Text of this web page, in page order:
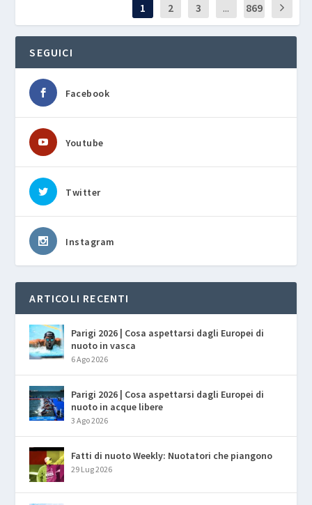
1 2 3 ... 869
SEGUICI
Facebook
Youtube
Twitter
Instagram
ARTICOLI RECENTI
Parigi 2026 | Cosa aspettarsi dagli Europei di
nuoto in vasca
6 Ago 2026
Parigi 2026 | Cosa aspettarsi dagli Europei di
nuoto in acque libere
3 Ago 2026
Fatti di nuoto Weekly: Nuotatori che piangono
29 Lug 2026